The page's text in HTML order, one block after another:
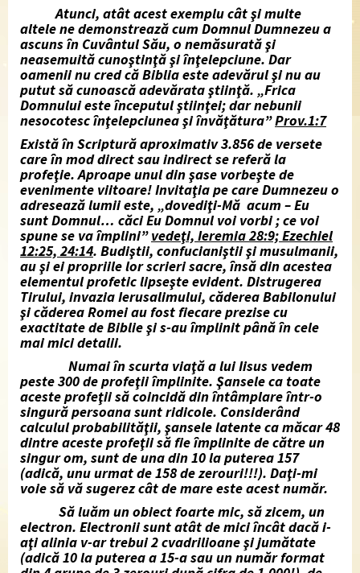
Atunci, atât acest exemplu cât şi multe
altele ne demonstrează cum Domnul Dumnezeu a
ascuns în Cuvântul Său, o nemăsurată şi
neasemuită cunoştinţă şi înţelepciune. Dar
oamenii nu cred că Biblia este adevărul şi nu au
putut să cunoască adevărata ştiinţă. „Frica
Domnului este începutul ştiinţei; dar nebunii
nesocotesc înţelepciunea şi învăţătura”Prov.1:7
Există în Scriptură aproximativ 3.856 de versete
care în mod direct sau indirect se referă la
profeţie. Aproape unul din şase vorbeşte de
evenimente viitoare! Invitaţia pe care Dumnezeu o
adresează lumii este, „dovediţi-Mă acum – Eu
sunt Domnul… căci Eu Domnul voi vorbi ; ce voi
spune se va împlini”vedeţi, Ieremia28:9; Ezechiel
12:25, 24:14. Budiştii, confucianiştii şi musulmanii,
au şi ei propriile lor scrieri sacre, însă din acestea
elementul profetic lipseşte evident. Distrugerea
Tirului, invazia Ierusalimului, căderea Babilonului
şi căderea Romei au fost fiecare prezise cu
exactitate de Biblie şi s-au împlinit până în cele
mai mici detalii.
Numai în scurta viaţă a lui Iisus vedem
peste 300 de profeţii împlinite. Şansele ca toate
aceste profeţii să coincidă din întâmplare într-o
singură persoana sunt ridicole. Considerând
calculul probabilităţii, şansele latente ca măcar 48
dintre aceste profeţii să fie împlinite de către un
singur om, sunt de una din 10 la puterea 157
(adică, unu urmat de 158 de zerouri!!!). Daţi-mi
voie să vă sugerez cât de mare este acest număr.
Să luăm un obiect foarte mic, să zicem, un
electron. Electronii sunt atât de mici încât dacă i-
aţi alinia v-ar trebui 2 cvadrilioane şi jumătate
(adică 10 la puterea a 15-a sau un număr format